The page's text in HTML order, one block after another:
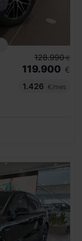
128.990 €
119.900 €
1.426
€/mes